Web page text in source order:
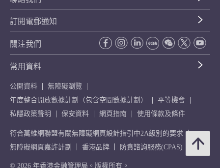
訂閱電郵通知
關注我們
常用資料
公開資料
無障礙瀏覽
年度整合開放數據計劃（包含空間數據計劃）
平等機會
私隱政策聲明
保安資料 網頁指南 使用條款及條件
符合萬維網聯盟有關無障礙網頁設計指引中2A級別的要求
無障礙網頁嘉許計劃
香港品牌 防貪諮詢服務(CPAS)
© 2026 年香港金融管理局。版權所有。